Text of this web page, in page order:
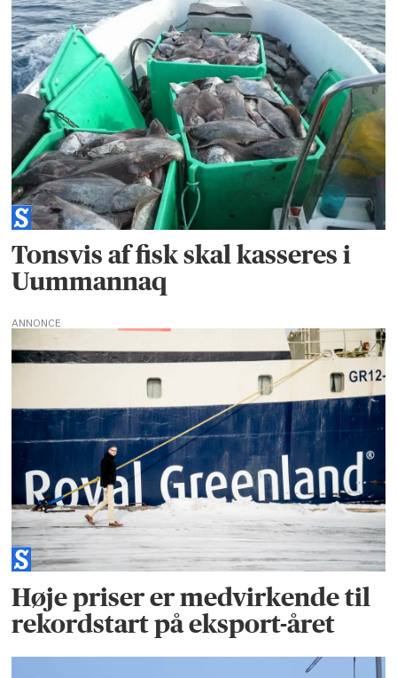
Tonsvis af fisk skal kasseres i
Uummannaq
ANNONCE
Høje priser er medvirkende til
rekordstart på eksport-året